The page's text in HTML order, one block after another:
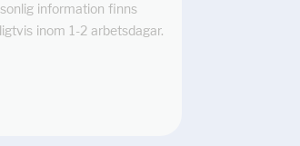
information finns
inom 1-2 arbetsdagar.